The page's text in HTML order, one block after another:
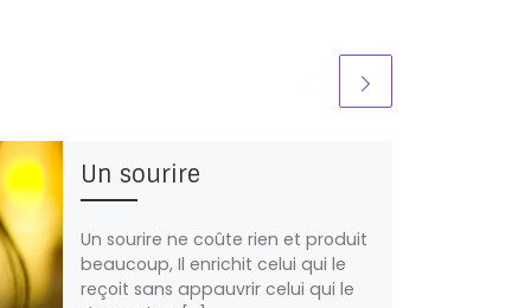
Un sourire
Un sourire ne coûte rien et produit
beaucoup, Il enrichit celui qui le
reçoit sans appauvrir celui qui le